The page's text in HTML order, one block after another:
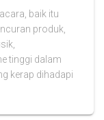
baik itu
produk,
tinggi dalam
kerap dihadapi